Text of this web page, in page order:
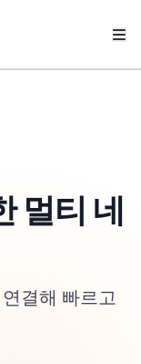
멀티 네
결해 빠르고